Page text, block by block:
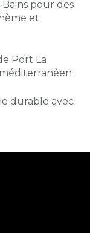
pour des
et
Port La
durable avec